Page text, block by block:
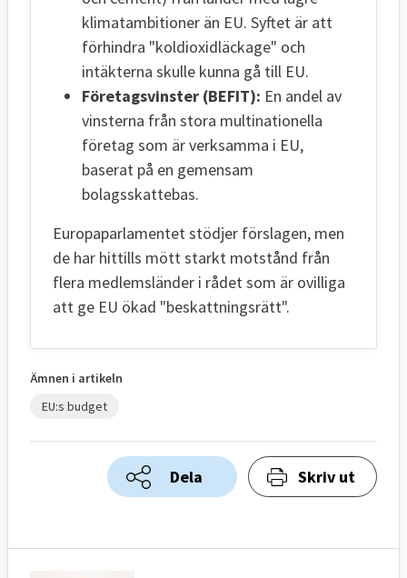
klimatambitioner än EU. Syftet är att
förhindra "koldioxidläckage" och
intäkterna skulle kunna gå till EU.
Företagsvinster (BEFIT): En andel av
vinsterna från stora multinationella
företag som är verksamma i EU,
baserat på en gemensam
bolagsskattebas.
Europaparlamentet stödjer förslagen, men
de har hittills mött starkt motstånd från
flera medlemsländer i rådet som är ovilliga
att ge EU ökad "beskattningsrätt".
Ämnen i artikeln
EU:s budget
Dela Skriv ut